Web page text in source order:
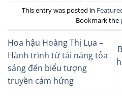
This entry was posted in
Bookmark the
Hoa hậu Hoàng Thị Lụa –
Hành trình từ tài năng tỏa
sáng đến biểu tượng
truyền cảm hứng